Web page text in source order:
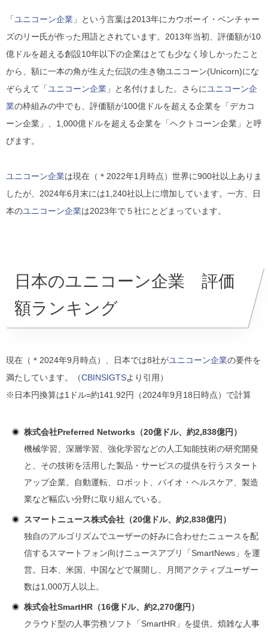
「ユニコーン企業 」という言葉は2013年にカウボーイ・ベンチャー
ズのリー氏が作った用語とされています。2013年当初、評価額が10
億ドルを超える創設10年以下の企業はとても少なく珍しかったこと
から、 額に一本の角が生えた伝説の生き物ユニコーン(Unicorn)にな
ぞらえて
「ユニコーン企業 」と名付けました。さらにユニコーン企
業の枠組みの中でも、評価額が100億ドルを超える企業を 「デカコ
ーン企業」 、1,000億ドルを超える企業を 「ヘクトコーン企業」
と呼
びます。
ユニコーン企業は現在（＊2022年1月時点）世界に900社以上ありま
したが、2024年6月末には1,240社以上に増加しています。一方、日
本のユニコーン企業は2023年で５社にとどまっています。
日本のユニコーン企業 評価
額ランキング
現在（＊2024年9月時点）、 日本では8社がユニコーン企業の要件を
満たしています。
（CBINSIGTSより引用）
※日本円換算は1ドル=約141.92円（2024年9月18日時点）で計算
株式会社Preferred Networks （20億ドル、約2,838億円）
機械学習、深層学習、強化学習などの人工知能技術の研究開発
と、その技術を活用した製品・サービスの提供を行うスタート
アップ企業。自動運転、ロボット、バイオ・ヘルスケア、製造
業など幅広い分野に取り組んでいる。
スマートニュース株式会社（20億ドル、約2,838億円）
独自のアルゴリズムでユーザーの好みに合わせたニュースを配
信するスマートフォン向けニュースアプリ「SmartNews」を運
営。日本、米国、中国などで展開し、月間アクティブユーザー
数は1,000万人以上。
株式会社SmartHR（16億ドル、約2,270億円）
クラウド型の人事労務ソフト「SmartHR」を提供。煩雑な人事